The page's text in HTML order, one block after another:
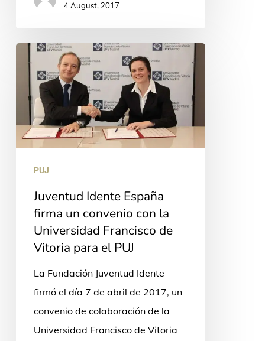
4 August, 2017
Juventud
Idente
España
firma
un
convenio
Universidad
para
PUJ
Juventud Idente España
firma un convenio con la
Universidad Francisco de
Vitoria para el PUJ
La Fundación Juventud Idente
firmó el día 7 de abril de 2017, un
convenio de colaboración de la
Universidad Francisco de Vitoria